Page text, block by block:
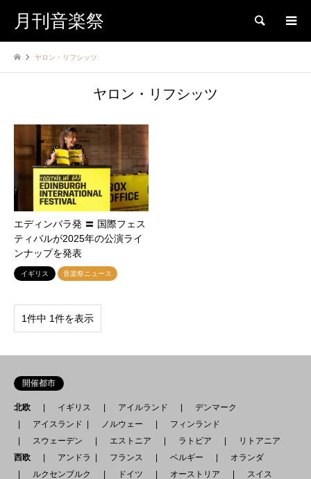
月刊音楽祭 検索
ヤロン・リフシッツ
ヤロン・リフシッツ
エディンバラ発 〓 国際フェス
ティバルが2025年の公演ライ
ンナップを発表
イギリス 音楽祭ニュース
1件中 1件を表示
開催都市
北欧 イギリス アイルランド
デンマーク
アイスランド
ノルウェー
フィンランド
スウェーデン
エストニア ラトビア
リトアニア
西欧
アンドラ フランス ベルギー
オランダ
ルクセンブルク
ドイツ オーストリア
スイス